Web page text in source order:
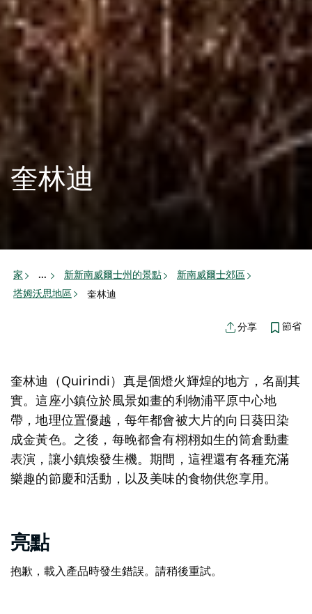
奎林迪
家 ... 新新南威爾士州的景點
新南威爾士郊區
塔姆沃思地區
奎林迪
分享 節省
奎林迪（Quirindi）真是個燈火輝煌的地方，名副其
實。這座小鎮位於風景如畫的利物浦平原中心地
帶，地理位置優越，每年都會被大片的向日葵田染
成金黃色。之後，每晚都會有栩栩如生的筒倉動畫
表演，讓小鎮煥發生機。期間，這裡還有各種充滿
樂趣的節慶和活動，以及美味的食物供您享用。
亮點
抱歉，載入產品時發生錯誤。請稍後重試。